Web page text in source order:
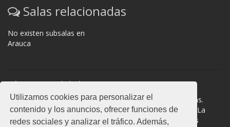
Utilizamos cookies para personalizar el
contenido y los anuncios, ofrecer funciones de
redes sociales y analizar el tráfico. Además,
Salas relacionadas
No existen subsalas en
Arauca
Normas del chat
#Arauca es una sala donde participan cientos de personas.
Mantén la educación y compórtate como en la vida real. La
privacidad de los usuarios es muy importante, no facilites